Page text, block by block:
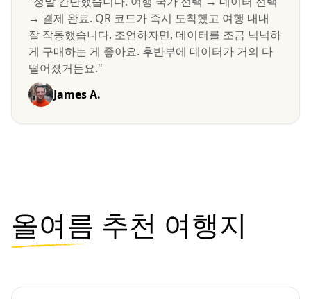
→ 결제 완료. QR 코드가 즉시 도착했고 여행 내내
잘 작동했습니다. 조언하자면, 데이터를 조금 넉넉하
게 구매하는 게 좋아요. 후반부에 데이터가 거의 다
떨어졌거든요."
James A.
올여름 추천 여행지